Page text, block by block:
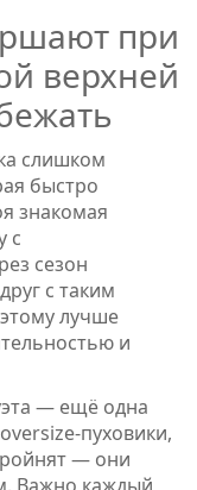
при
верхней
слишком
быстро
знакомая
с
сезон
с таким
лучше
и
— ещё одна
пуховики,
— они